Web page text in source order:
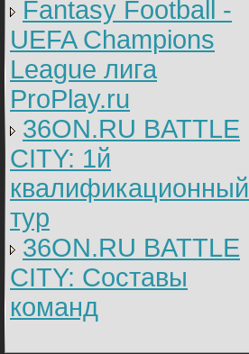
Fantasy Football -
UEFA Champions
League лига
ProPlay.ru
36ON.RU BATTLE
CITY: 1й
квалификационный
тур
36ON.RU BATTLE
CITY: Составы
команд